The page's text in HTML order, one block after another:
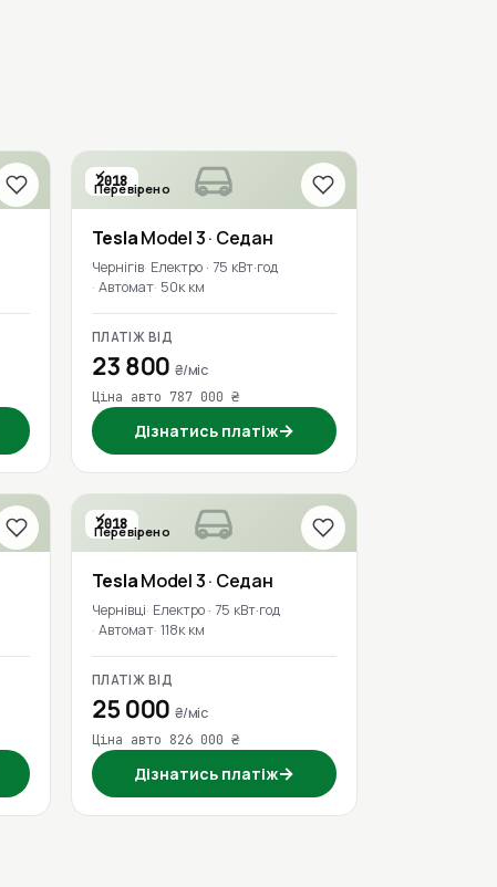
2018
Перевірено
TeslaModel 3· Седан
Чернігів Електро · 75 кВт·год
Автомат 50к км
ПЛАТІЖ ВІД
23 800 ₴/міс
Ціна авто 787 000 ₴
Дізнатись платіж→
2018
Перевірено
TeslaModel 3· Седан
Чернівці Електро · 75 кВт·год
Автомат 118к км
ПЛАТІЖ ВІД
25 000 ₴/міс
Ціна авто 826 000 ₴
Дізнатись платіж→